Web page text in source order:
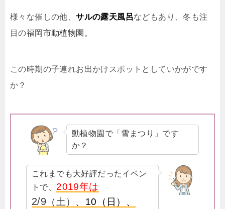
様々な催しの他、サルの露天風呂などもあり、冬も注
目の福岡市動植物園 。
この時期の子連れお出かけスポットとしていかがです
か？
動植物園で「雪まつり」です
か？
これまでも大好評だったイベン
トで、 2019年は
2/9 （土） 、 10（日）
、